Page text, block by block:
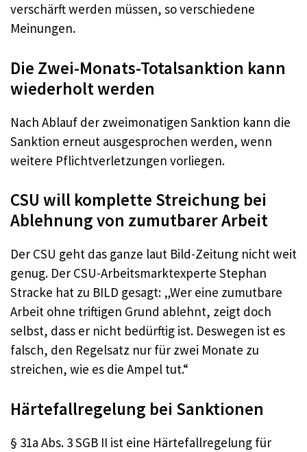
verschärft werden müssen, so verschiedene
Meinungen.
Die Zwei-Monats-Totalsanktion kann
wiederholt werden
Nach Ablauf der zweimonatigen Sanktion kann die
Sanktion erneut ausgesprochen werden, wenn
weitere Pflichtverletzungen vorliegen.
CSU will komplette Streichung bei
Ablehnung von zumutbarer Arbeit
Der CSU geht das ganze laut Bild-Zeitung nicht weit
genug. Der CSU-Arbeitsmarktexperte Stephan
Stracke hat zu BILD gesagt: „Wer eine zumutbare
Arbeit ohne triftigen Grund ablehnt, zeigt doch
selbst, dass er nicht bedürftig ist. Deswegen ist es
falsch, den Regelsatz nur für zwei Monate zu
streichen, wie es die Ampel tut.“
Härtefallregelung bei Sanktionen
§ 31a Abs. 3 SGB II ist eine Härtefallregelung für